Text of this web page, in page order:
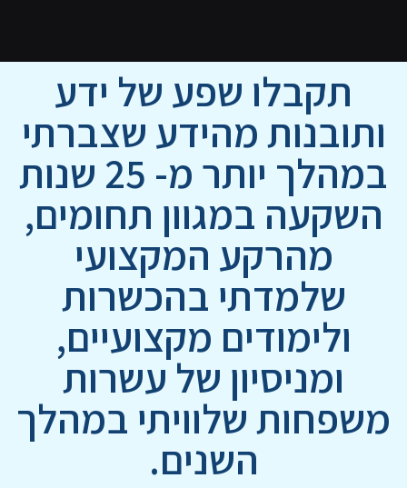
תקבלו שפע של ידע
ותובנות מהידע שצברתי
במהלך יותר מ- 25 שנות
השקעה במגוון תחומים,
מהרקע המקצועי
שלמדתי בהכשרות
ולימודים מקצועיים,
ומניסיון של עשרות
משפחות שלוויתי במהלך
השנים.